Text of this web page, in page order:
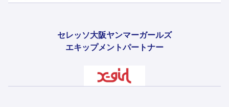
セレッソ大阪ヤンマーガールズ
エキップメントパートナー